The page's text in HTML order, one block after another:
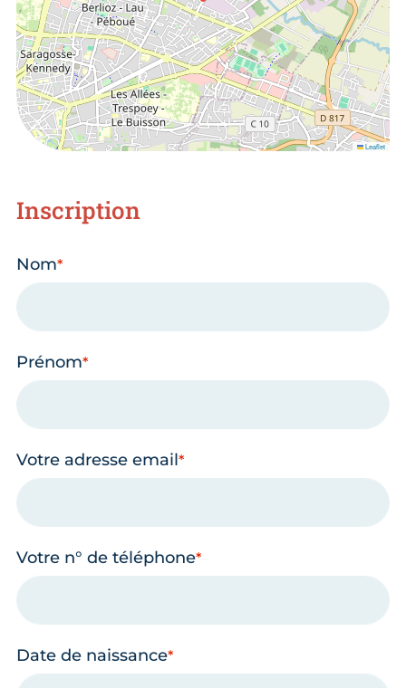
Leaflet
Inscription
Nom
Prénom
Votre adresse email
Votre n° de téléphone
Date de naissance